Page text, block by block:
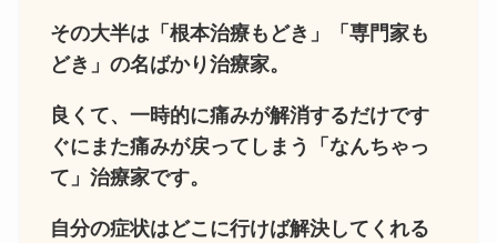
その大半は「根本治療もどき」「専門家も
どき」の名ばかり治療家。
良くて、一時的に痛みが解消するだけです
ぐにまた痛みが戻ってしまう「なんちゃっ
て」治療家です。
自分の症状はどこに行けば解決してくれる